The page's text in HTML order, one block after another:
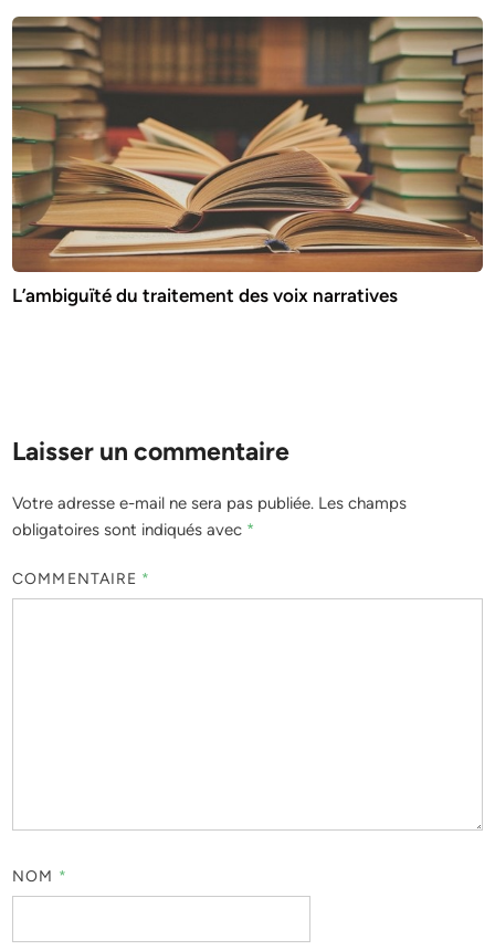
L’ambiguïté du traitement des voix narratives
Laisser un commentaire
Votre adresse e-mail ne sera pas publiée. Les champs
obligatoires sont indiqués avec *
COMMENTAIRE *
NOM *